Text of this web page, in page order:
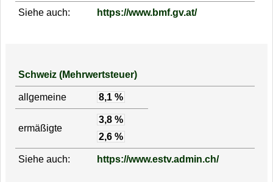
Siehe auch: https://www.bmf.gv.at/
Schweiz (Mehrwertsteuer)
allgemeine 8,1 %
ermäßigte
3,8 %
2,6 %
Siehe auch: https://www.estv.admin.ch/